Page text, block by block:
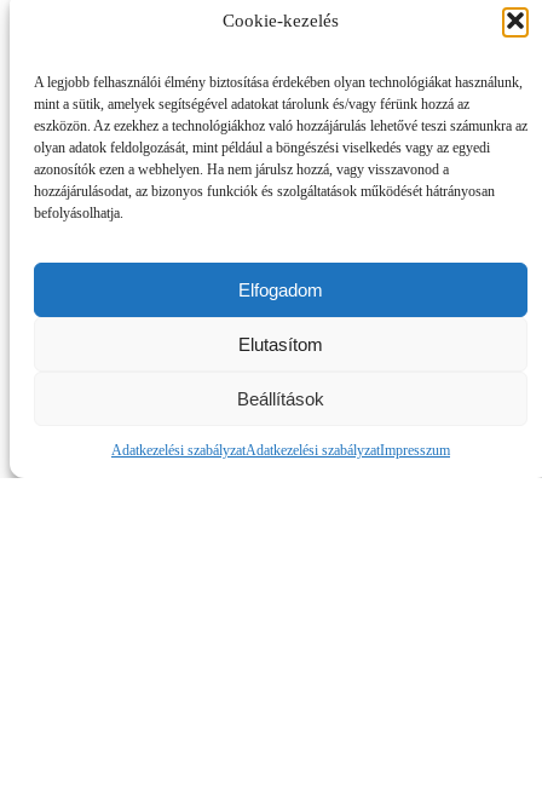
Cookie-kezelés
A legjobb felhasználói élmény biztosítása érdekében olyan technológiákat használunk,
mint a sütik, amelyek segítségével adatokat tárolunk és/vagy férünk hozzá az
eszközön. Az ezekhez a technológiákhoz való hozzájárulás lehetővé teszi számunkra az
olyan adatok feldolgozását, mint például a böngészési viselkedés vagy az egyedi
azonosítók ezen a webhelyen. Ha nem járulsz hozzá, vagy visszavonod a
hozzájárulásodat, az bizonyos funkciók és szolgáltatások működését hátrányosan
befolyásolhatja.
Elfogadom
Elutasítom
Beállítások
Adatkezelési szabályzatAdatkezelési szabályzatImpresszum
Reméljük, hogy vasárnaptól már a mi oldalunkra